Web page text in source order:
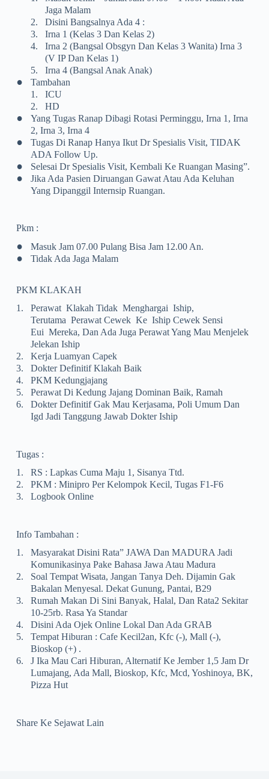
Jaga Malam
2.
Disini Bangsalnya Ada 4 :
3.
Irna 1 (Kelas 3 Dan Kelas 2)
4.
Irna 2 (Bangsal Obsgyn Dan Kelas 3 Wanita) Irna 3
(V IP Dan Kelas 1)
5.
Irna 4 (Bangsal Anak Anak)
•
Tambahan
1.
ICU
2.
HD
•
Yang Tugas Ranap Dibagi Rotasi Perminggu, Irna 1, Irna
2, Irna 3, Irna 4
•
Tugas Di Ranap Hanya Ikut Dr Spesialis Visit, TIDAK
ADA Follow Up.
• Selesai Dr Spesialis Visit, Kembali Ke Ruangan Masing”.
•
Jika Ada Pasien Diruangan Gawat Atau Ada Keluhan
Yang Dipanggil Internsip Ruangan.
Pkm :
• Masuk Jam 07.00 Pulang Bisa Jam 12.00 An.
• Tidak Ada Jaga Malam
PKM KLAKAH
1.
Perawat Klakah Tidak Menghargai Iship,
Terutama Perawat Cewek Ke Iship Cewek Sensi
Eui Mereka, Dan Ada Juga Perawat Yang Mau Menjelek
Jelekan Iship
2.
Kerja Luamyan Capek
3.
Dokter Definitif Klakah Baik
4.
PKM Kedungjajang
5.
Perawat Di Kedung Jajang Dominan Baik, Ramah
6.
Dokter Definitif Gak Mau Kerjasama, Poli Umum Dan
Igd Jadi Tanggung Jawab Dokter Iship
Tugas :
1.
RS : Lapkas Cuma Maju 1, Sisanya Ttd.
2.
PKM : Minipro Per Kelompok Kecil, Tugas F1-F6
3.
Logbook Online
Info Tambahan :
1.
Masyarakat Disini Rata” JAWA Dan MADURA Jadi
Komunikasinya Pake Bahasa Jawa Atau Madura
2.
Soal Tempat Wisata, Jangan Tanya Deh. Dijamin Gak
Bakalan Menyesal. Dekat Gunung, Pantai, B29
3.
Rumah Makan Di Sini Banyak, Halal, Dan Rata2 Sekitar
10-25rb. Rasa Ya Standar
4.
Disini Ada Ojek Online Lokal Dan Ada GRAB
5.
Tempat Hiburan : Cafe Kecil2an, Kfc (-), Mall (-),
Bioskop (+) .
6.
J Ika Mau Cari Hiburan, Alternatif Ke Jember 1,5 Jam Dr
Lumajang, Ada Mall, Bioskop, Kfc, Mcd, Yoshinoya, BK,
Pizza Hut
Share Ke Sejawat Lain